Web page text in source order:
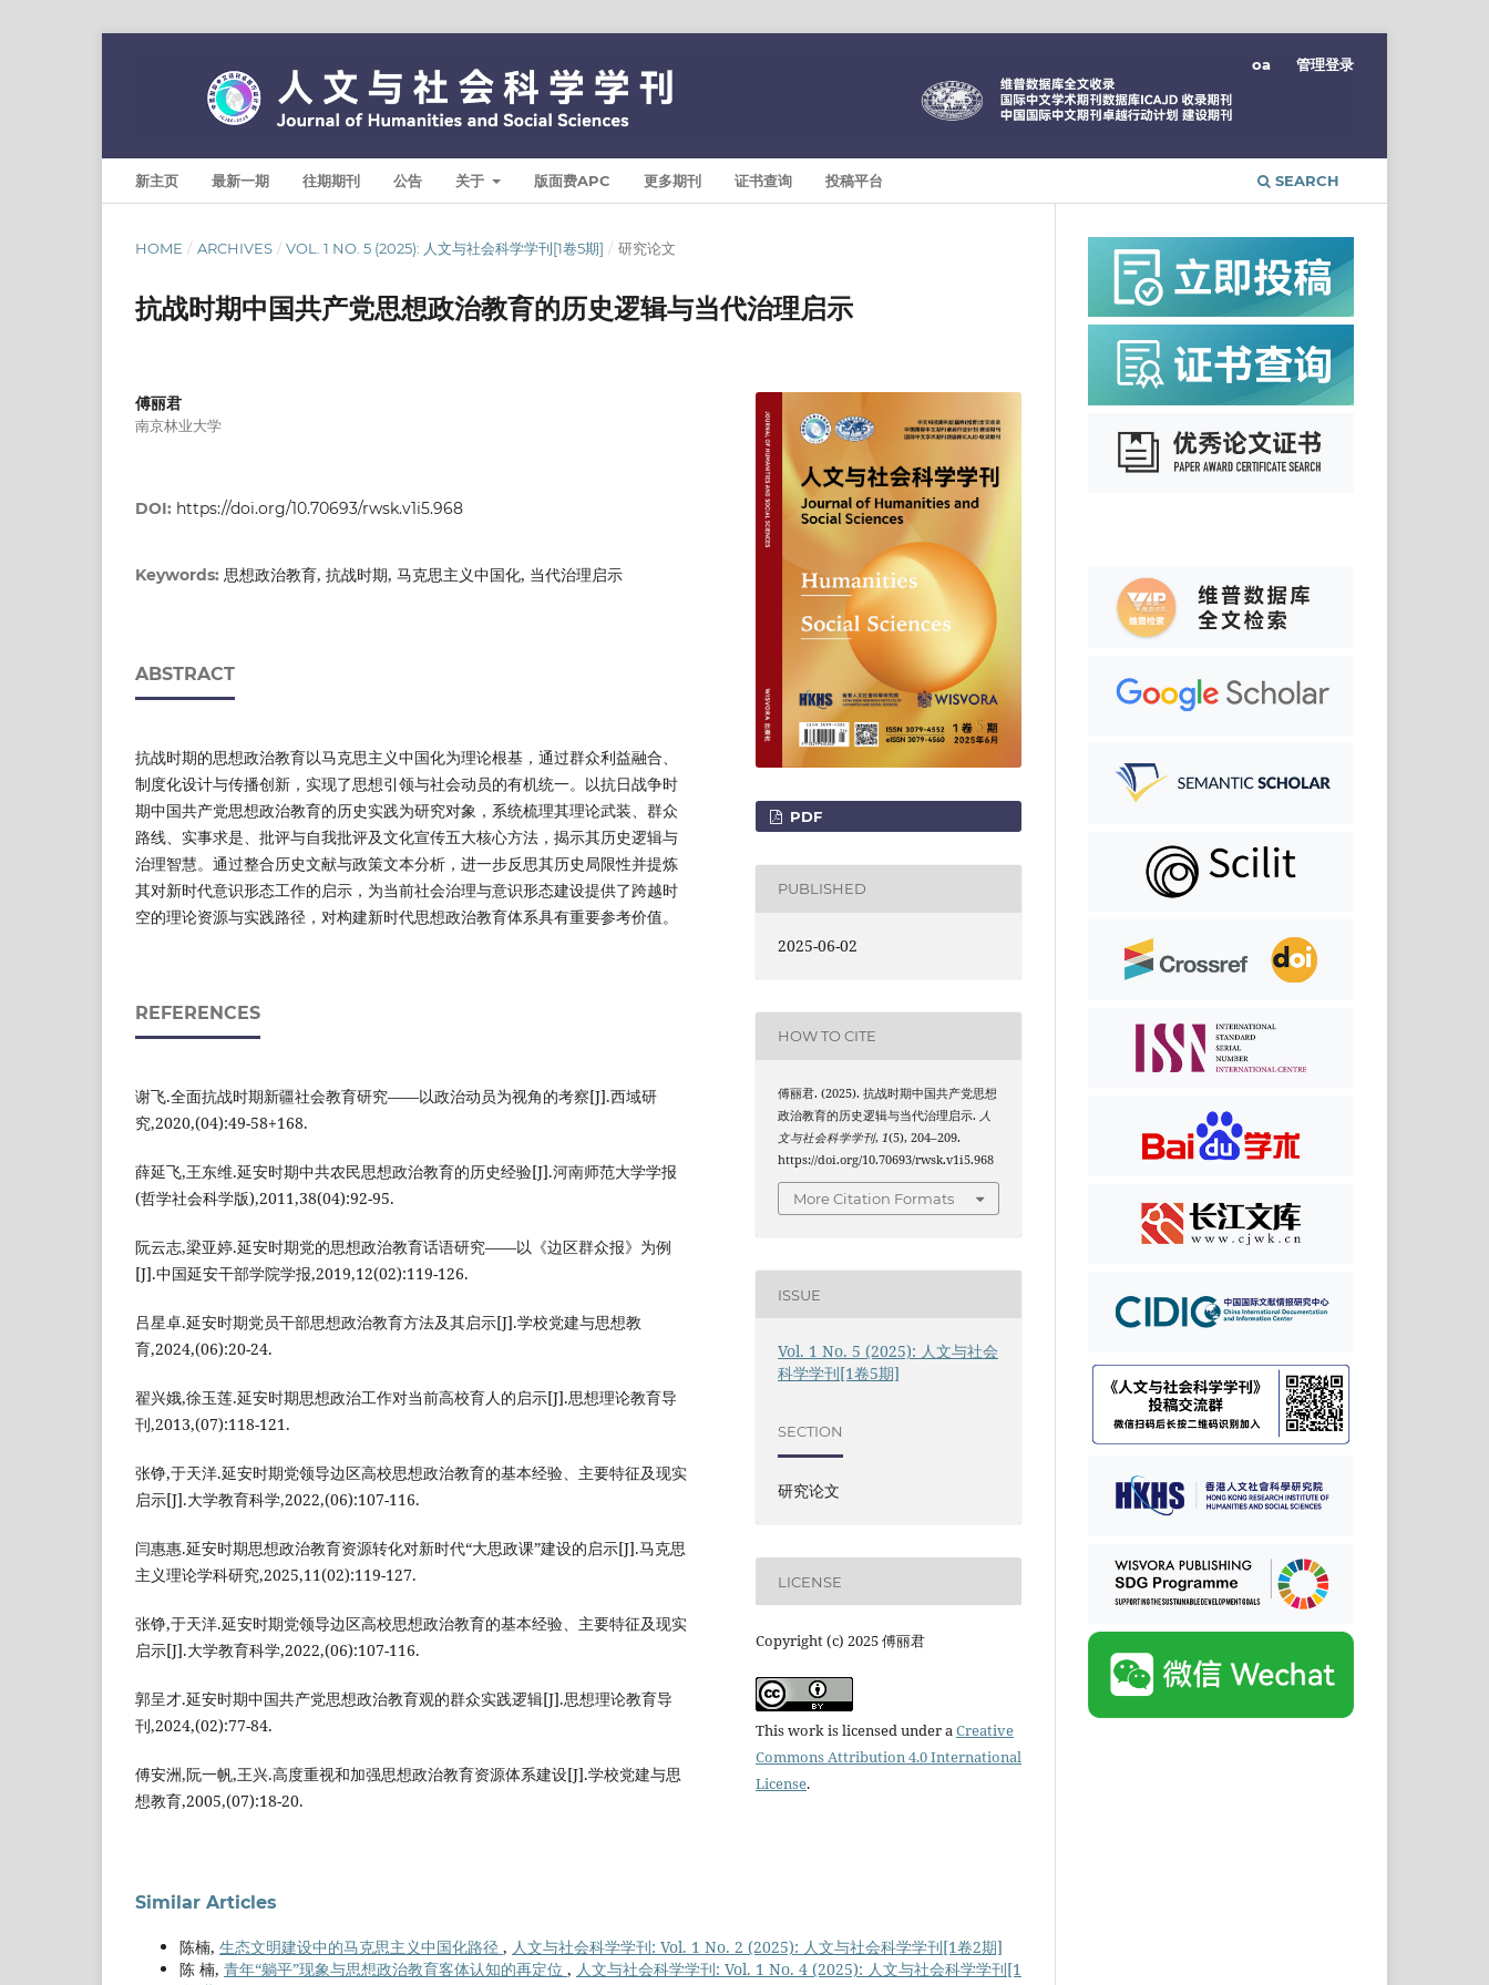
新主页 最新一期 往期期刊 公告 关于 版面费APC 更多期刊 证书查询 投稿平台 SEARCH
oa 管理登录
HOME / ARCHIVES / VOL. 1 NO. 5 (2025): 人文与社会科学学刊[1卷5期] / 研究论文
抗战时期中国共产党思想政治教育的历史逻辑与当代治理启示
傅丽君
南京林业大学
DOI: https://doi.org/10.70693/rwsk.v1i5.968
Keywords: 思想政治教育, 抗战时期, 马克思主义中国化, 当代治理启示
ABSTRACT
抗战时期的思想政治教育以马克思主义中国化为理论根基，通过群众利益融合、
制度化设计与传播创新，实现了思想引领与社会动员的有机统一。以抗日战争时
期中国共产党思想政治教育的历史实践为研究对象，系统梳理其理论武装、群众
路线、实事求是、批评与自我批评及文化宣传五大核心方法，揭示其历史逻辑与
治理智慧。通过整合历史文献与政策文本分析，进一步反思其历史局限性并提炼
其对新时代意识形态工作的启示，为当前社会治理与意识形态建设提供了跨越时
空的理论资源与实践路径，对构建新时代思想政治教育体系具有重要参考价值。
REFERENCES
谢飞.全面抗战时期新疆社会教育研究——以政治动员为视角的考察[J].西域研
究,2020,(04):49-58+168.
薛延飞,王东维.延安时期中共农民思想政治教育的历史经验[J].河南师范大学学报
(哲学社会科学版),2011,38(04):92-95.
阮云志,梁亚婷.延安时期党的思想政治教育话语研究——以《边区群众报》为例
[J].中国延安干部学院学报,2019,12(02):119-126.
吕星卓.延安时期党员干部思想政治教育方法及其启示[J].学校党建与思想教
育,2024,(06):20-24.
翟兴娥,徐玉莲.延安时期思想政治工作对当前高校育人的启示[J].思想理论教育导
刊,2013,(07):118-121.
张铮,于天洋.延安时期党领导边区高校思想政治教育的基本经验、主要特征及现实
启示[J].大学教育科学,2022,(06):107-116.
闫惠惠.延安时期思想政治教育资源转化对新时代“大思政课”建设的启示[J].马克思
主义理论学科研究,2025,11(02):119-127.
张铮,于天洋.延安时期党领导边区高校思想政治教育的基本经验、主要特征及现实
启示[J].大学教育科学,2022,(06):107-116.
郭呈才.延安时期中国共产党思想政治教育观的群众实践逻辑[J].思想理论教育导
刊,2024,(02):77-84.
傅安洲,阮一帆,王兴.高度重视和加强思想政治教育资源体系建设[J].学校党建与思
想教育,2005,(07):18-20.
PDF
PUBLISHED
2025-06-02
HOW TO CITE
傅丽君. (2025). 抗战时期中国共产党思想
政治教育的历史逻辑与当代治理启示. 人
文与社会科学学刊,1(5), 204–209.
https://doi.org/10.70693/rwsk.v1i5.968
More Citation Formats
ISSUE
Vol. 1 No. 5 (2025): 人文与社会
科学学刊[1卷5期]
SECTION
研究论文
LICENSE
Copyright (c) 2025 傅丽君
This work is licensed under a Creative
Commons Attribution 4.0 International
License.
Similar Articles
陈楠, 生态文明建设中的马克思主义中国化路径 , 人文与社会科学学刊: Vol. 1 No. 2 (2025): 人文与社会科学学刊[1卷2期]
陈 楠, 青年“躺平”现象与思想政治教育客体认知的再定位 , 人文与社会科学学刊: Vol. 1 No. 4 (2025): 人文与社会科学学刊[1